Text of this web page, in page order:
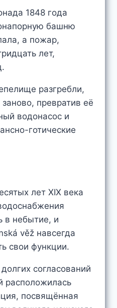
1848 года
башню
а пожар,
лет,
разгребли,
превратив её
водонасос и
готические
лет XIX века
в небытие, и
věž навсегда
свои функции.
согласований
расположилась
посвящённая